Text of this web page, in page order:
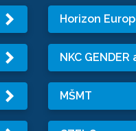
Horizon
NKC
MŠMT